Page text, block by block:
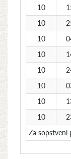
10
10
10
10
10
10
10
10
Za sopstveni